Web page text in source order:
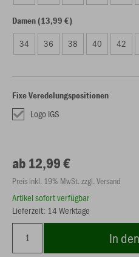
Damen (13,99 €)
34 36 38 40 42
Fixe Veredelungspositionen
Logo IGS
ab 12,99 €
Preis inkl. 19% MwSt. zzgl. Versand
Artikel sofort verfügbar
Lieferzeit: 14 Werktage
In